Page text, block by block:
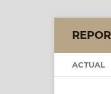
ACTUAL